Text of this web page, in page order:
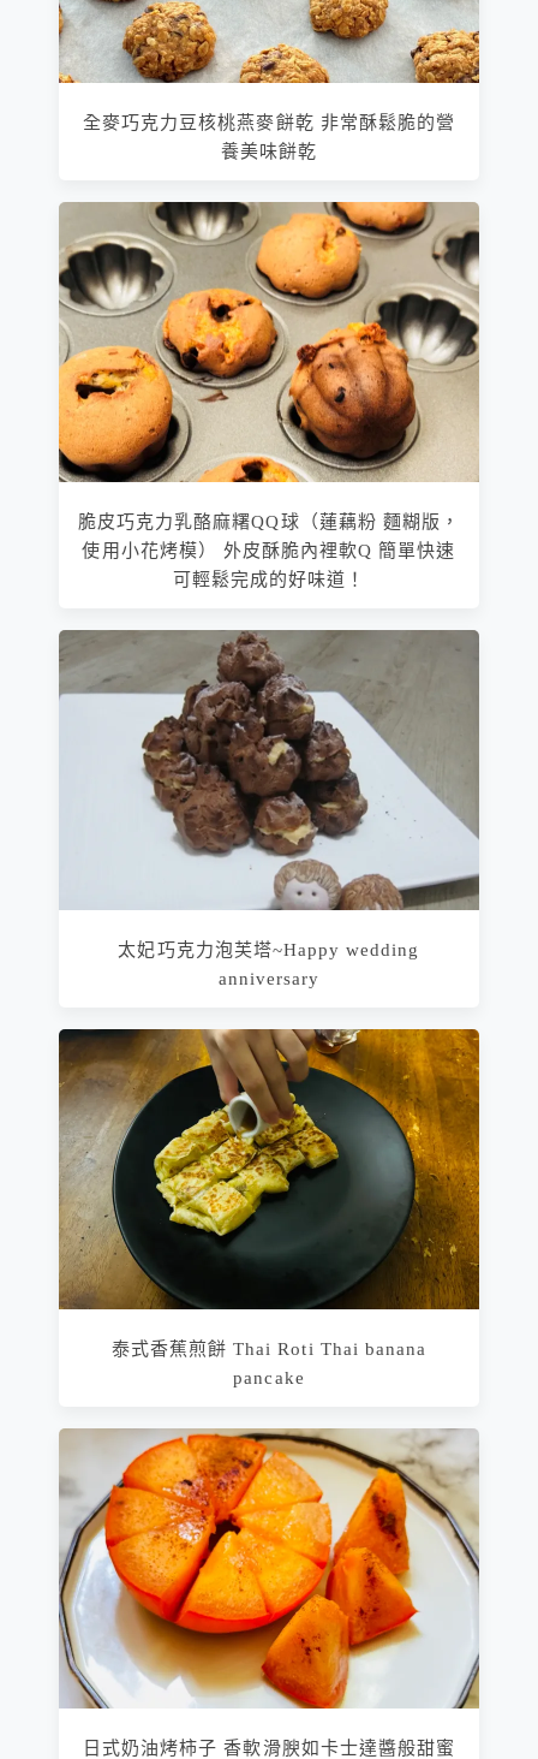
全麥巧克力豆核桃燕麥餅乾 非常酥鬆脆的營
養美味餅乾
脆皮巧克力乳酪麻糬QQ球（蓮藕粉 麵糊版，
使用小花烤模） 外皮酥脆內裡軟Q 簡單快速
可輕鬆完成的好味道！
太妃巧克力泡芙塔~Happy wedding
anniversary
泰式香蕉煎餅 Thai Roti Thai banana
pancake
日式奶油烤柿子 香軟滑腴如卡士達醬般甜蜜